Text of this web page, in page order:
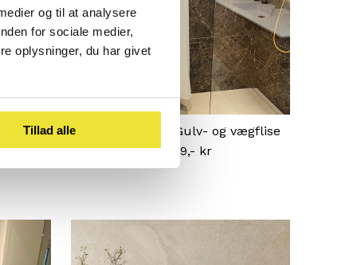
og til at analysere
for sociale medier,
oplysninger, du har givet
Tillad alle
Caprice Moka | Gulv- og vægflise
Normal
Fra 399,- kr